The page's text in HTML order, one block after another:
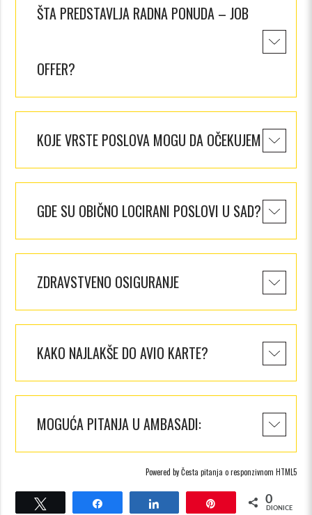
ŠTA PREDSTAVLJA RADNA PONUDA – JOB
OFFER?
KOJE VRSTE POSLOVA MOGU DA OČEKUJEM ?
GDE SU OBIČNO LOCIRANI POSLOVI U SAD?
ZDRAVSTVENO OSIGURANJE
KAKO NAJLAKŠE DO AVIO KARTE?
MOGUĆA PITANJA U AMBASADI:
Powered byČesta pitanja o responzivnom HTML5
0
DIONICE